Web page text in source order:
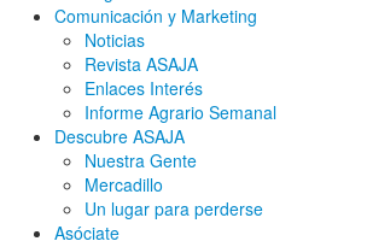
Comunicación y Marketing
Noticias
Revista ASAJA
Enlaces Interés
Informe Agrario Semanal
Descubre ASAJA
Nuestra Gente
Mercadillo
Un lugar para perderse
Asóciate